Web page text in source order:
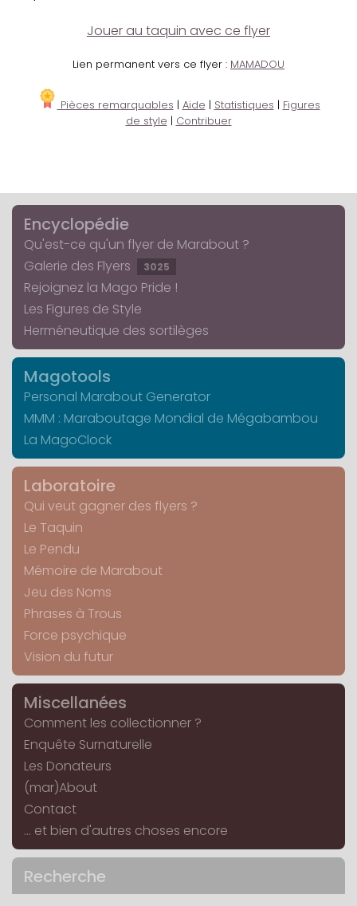
Jouer au taquin avec ce flyer
Lien permanent vers ce flyer : MAMADOU
Pièces remarquables | Aide | Statistiques | Figures
de style | Contribuer
Encyclopédie
Qu'est-ce qu'un flyer de Marabout ?
Galerie des Flyers
3025
Rejoignez la Mago Pride !
Les Figures de Style
Herméneutique des sortilèges
Magotools
Personal Marabout Generator
MMM : Maraboutage Mondial de Mégabambou
La MagoClock
Laboratoire
Qui veut gagner des flyers ?
Le Taquin
Le Pendu
Mémoire de Marabout
Jeu des Noms
Phrases à Trous
Force psychique
Vision du futur
Miscellanées
Comment les collectionner ?
Enquête Surnaturelle
Les Donateurs
(mar)About
Contact
... et bien d'autres choses encore
Recherche